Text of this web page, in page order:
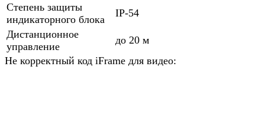
Степень защиты
индикаторного блока
IP-54
Дистанционное
управление
до 20 м
Не корректный код iFrame для видео: